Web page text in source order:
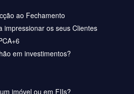
ao Fechamento
impressionar os seus Clientes
em investimentos?
imóvel ou em FIIs?